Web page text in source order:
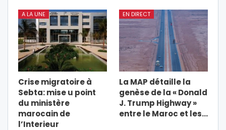
A LA UNE
Crise migratoire à
Sebta: mise u point
du ministère
marocain de
l’Interieur
EN DIRECT
La MAP détaille la
genèse de la « Donald
J. Trump Highway »
entre le Maroc et les…